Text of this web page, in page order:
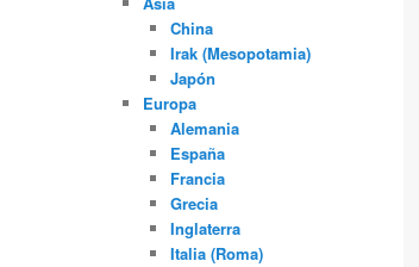
China
Irak (Mesopotamia)
Japón
Europa
Alemania
España
Francia
Grecia
Inglaterra
Italia (Roma)